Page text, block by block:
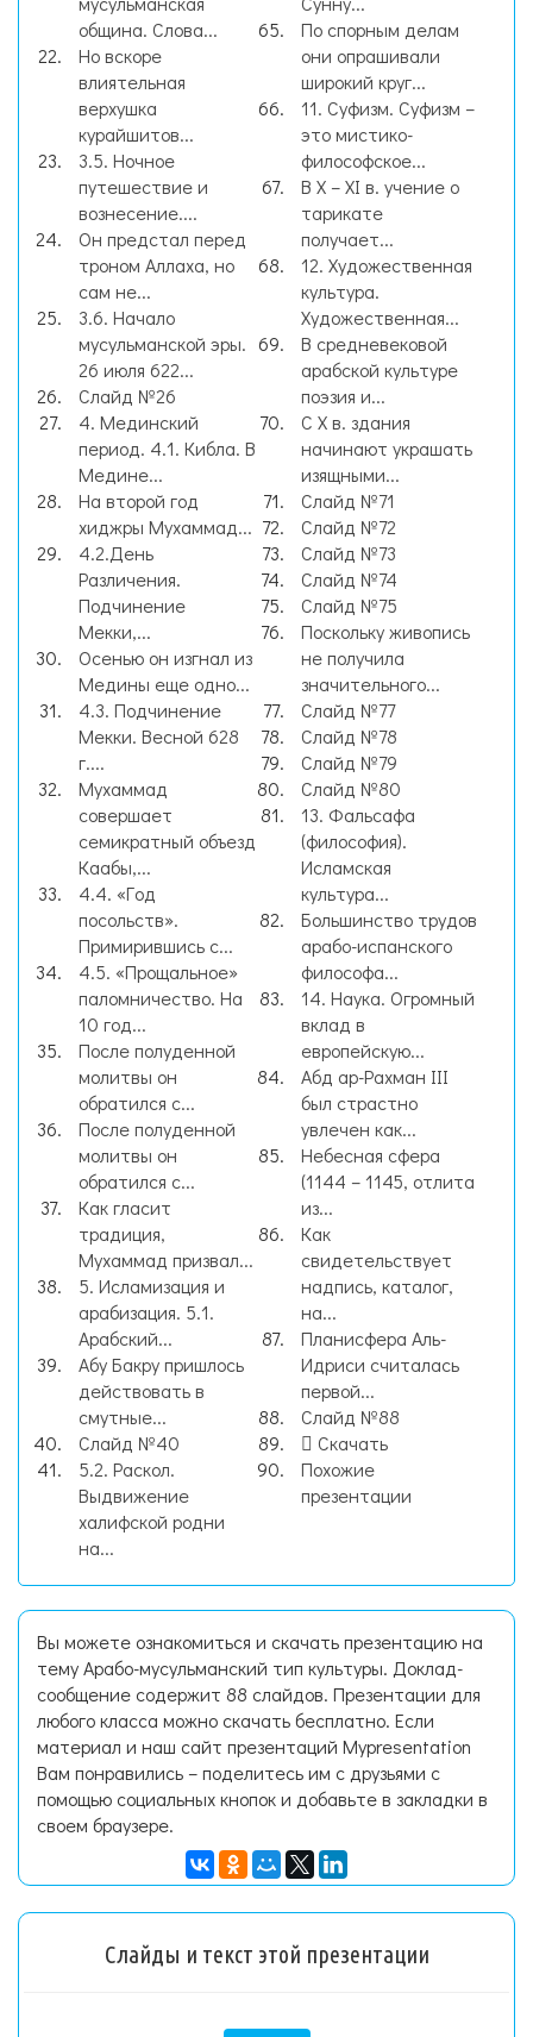
община. Слова...
Но вскоре
влиятельная
верхушка
курайшитов...
3.5. Ночное
путешествие и
вознесение....
Он предстал перед
троном Аллаха, но
сам не...
3.6. Начало
мусульманской эры.
26 июля 622...
Слайд №26
4. Мединский
период. 4.1. Кибла. В
Медине...
На второй год
хиджры Мухаммад...
4.2.День
Различения.
Подчинение
Мекки,...
Осенью он изгнал из
Медины еще одно...
4.3. Подчинение
Мекки. Весной 628
г....
Мухаммад
совершает
семикратный объезд
Каабы,...
4.4. «Год
посольств».
Примирившись с...
4.5. «Прощальное»
паломничество. На
10 год...
После полуденной
молитвы он
обратился с...
После полуденной
молитвы он
обратился с...
Как гласит
традиция,
Мухаммад призвал...
5. Исламизация и
арабизация. 5.1.
Арабский...
Абу Бакру пришлось
действовать в
смутные...
Слайд №40
5.2. Раскол.
Выдвижение
халифской родни
на...
По спорным делам
они опрашивали
широкий круг...
11. Суфизм. Суфизм –
это мистико-
философское...
В X – XI в. учение о
тарикате
получает...
12. Художественная
культура.
Художественная...
В средневековой
арабской культуре
поэзия и...
С X в. здания
начинают украшать
изящными...
Слайд №71
Слайд №72
Слайд №73
Слайд №74
Слайд №75
Поскольку живопись
не получила
значительного...
Слайд №77
Слайд №78
Слайд №79
Слайд №80
13. Фальсафа
(философия).
Исламская
культура...
Большинство трудов
арабо-испанского
философа...
14. Наука. Огромный
вклад в
европейскую...
Абд ар-Рахман ΙΙΙ
был страстно
увлечен как...
Небесная сфера
(1144 – 1145, отлита
из...
Как
свидетельствует
надпись, каталог,
на...
Планисфера Аль-
Идриси считалась
первой...
Слайд №88
Скачать
Похожие
презентации
Вы можете ознакомиться и скачать презентацию на
тему Арабо-мусульманский тип культуры. Доклад-
сообщение содержит 88 слайдов. Презентации для
любого класса можно скачать бесплатно. Если
материал и наш сайт презентаций Mypresentation
Вам понравились – поделитесь им с друзьями с
помощью социальных кнопок и добавьте в закладки в
своем браузере.
Слайды и текст этой презентации